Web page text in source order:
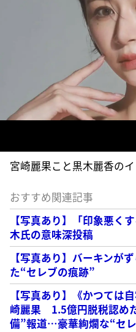
宮崎麗果こと黒木麗香の
おすすめ関連記事
【写真あり】「印象悪く
木氏の意味深投稿
【写真あり】バーキンが
た“セレブの痕跡”
【写真あり】《かつては
崎麗果 1.5億円脱税認め
備”報道…豪華絢爛な“セ